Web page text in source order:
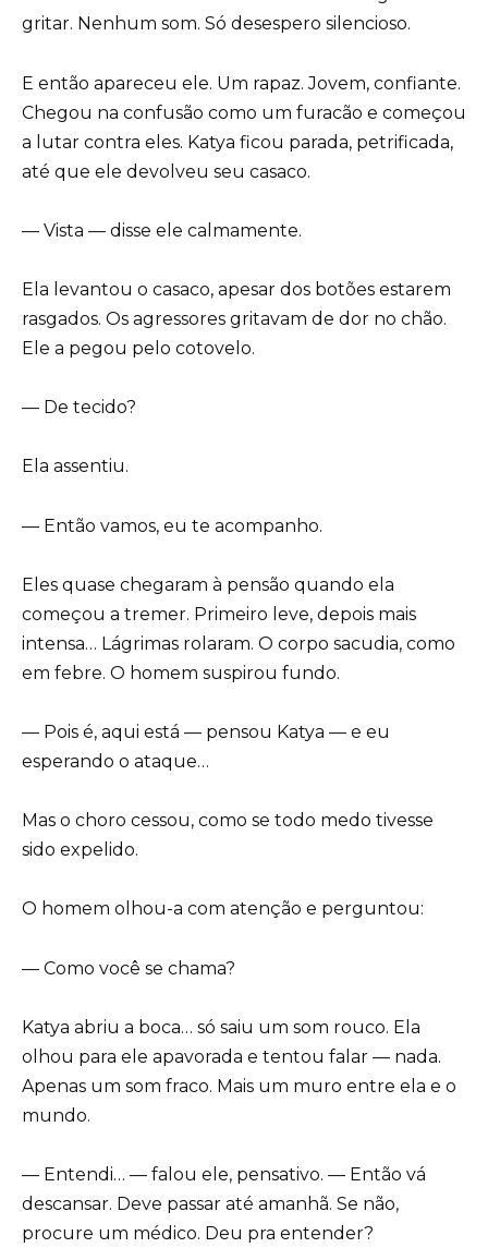
gritar. Nenhum som. Só desespero silencioso.
E então apareceu ele. Um rapaz. Jovem, confiante.
Chegou na confusão como um furacão e começou
a lutar contra eles. Katya ficou parada, petrificada,
até que ele devolveu seu casaco.
— Vista — disse ele calmamente.
Ela levantou o casaco, apesar dos botões estarem
rasgados. Os agressores gritavam de dor no chão.
Ele a pegou pelo cotovelo.
— De tecido?
Ela assentiu.
— Então vamos, eu te acompanho.
Eles quase chegaram à pensão quando ela
começou a tremer. Primeiro leve, depois mais
intensa… Lágrimas rolaram. O corpo sacudia, como
em febre. O homem suspirou fundo.
— Pois é, aqui está — pensou Katya — e eu
esperando o ataque…
Mas o choro cessou, como se todo medo tivesse
sido expelido.
O homem olhou-a com atenção e perguntou:
— Como você se chama?
Katya abriu a boca… só saiu um som rouco. Ela
olhou para ele apavorada e tentou falar — nada.
Apenas um som fraco. Mais um muro entre ela e o
mundo.
— Entendi… — falou ele, pensativo. — Então vá
descansar. Deve passar até amanhã. Se não,
procure um médico. Deu pra entender?